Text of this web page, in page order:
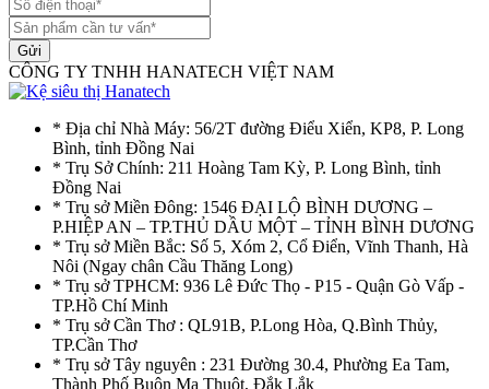
Gửi
CÔNG TY TNHH HANATECH VIỆT NAM
* Địa chỉ Nhà Máy: 56/2T đường Điểu Xiển, KP8, P. Long
Bình, tỉnh Đồng Nai
* Trụ Sở Chính: 211 Hoàng Tam Kỳ, P. Long Bình, tỉnh
Đồng Nai
* Trụ sở Miền Đông: 1546 ĐẠI LỘ BÌNH DƯƠNG –
P.HIỆP AN – TP.THỦ DẦU MỘT – TỈNH BÌNH DƯƠNG
* Trụ sở Miền Bắc: Số 5, Xóm 2, Cổ Điển, Vĩnh Thanh, Hà
Nôi (Ngay chân Cầu Thăng Long)
* Trụ sở TPHCM: 936 Lê Đức Thọ - P15 - Quận Gò Vấp -
TP.Hồ Chí Minh
* Trụ sở Cần Thơ : QL91B, P.Long Hòa, Q.Bình Thủy,
TP.Cần Thơ
* Trụ sở Tây nguyên : 231 Đường 30.4, Phường Ea Tam,
Thành Phố Buôn Ma Thuột, Đắk Lắk